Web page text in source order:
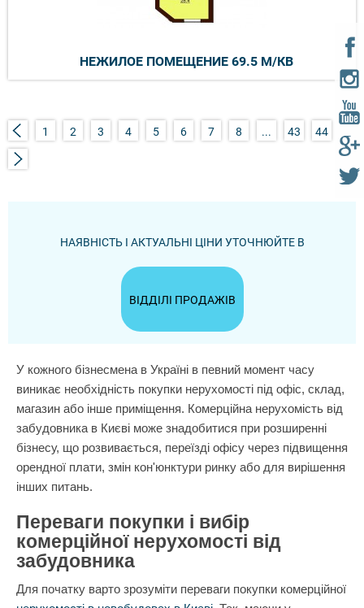
НЕЖИЛОЕ ПОМЕЩЕНИЕ 69.5 М/КВ
1 2 3 4 5 6 7 8 ... 43 44
НАЯВНІСТЬ І АКТУАЛЬНІ ЦІНИ УТОЧНЮЙТЕ В
ВІДДІЛІ ПРОДАЖІВ
У кожного бізнесмена в Україні в певний момент часу
виникає необхідність покупки нерухомості під офіс, склад,
магазин або інше приміщення. Комерційна нерухомість від
забудовника в Києві може знадобитися при розширенні
бізнесу, що розвивається, переїзді офісу через підвищення
орендної плати, змін кон'юнктури ринку або для вирішення
інших питань.
Переваги покупки і вибір
комерційної нерухомості від
забудовника
Для початку варто зрозуміти переваги покупки комерційної